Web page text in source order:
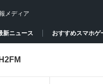
メディア
新ニュース おすすめスマホゲ